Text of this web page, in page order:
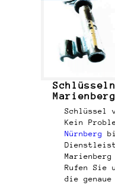
Marienberg
Schlüssel
Kein
Nürnberg
Marienberg
Rufen Sie
die